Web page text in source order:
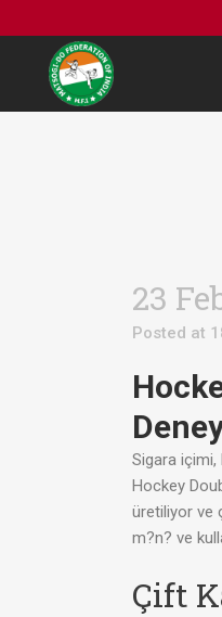
23
Posted at
Sigara
Hockey
üretiliyor ve
m?n? ve
Çift